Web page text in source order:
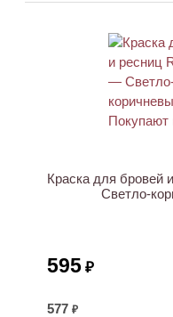
Краска для бровей
Светло-
595 ₽
577 ₽